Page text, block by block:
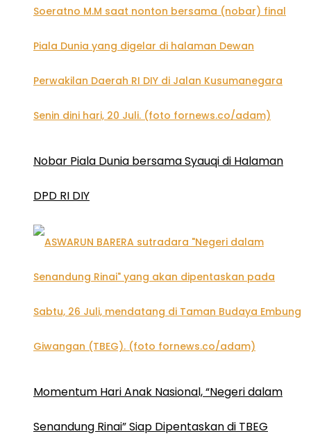
Nobar Piala Dunia bersama Syauqi di Halaman
DPD RI DIY
Momentum Hari Anak Nasional, “Negeri dalam
Senandung Rinai” Siap Dipentaskan di TBEG